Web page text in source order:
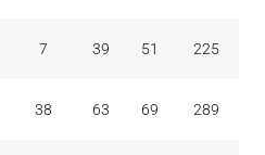
7 39 51 225
38 63 69 289